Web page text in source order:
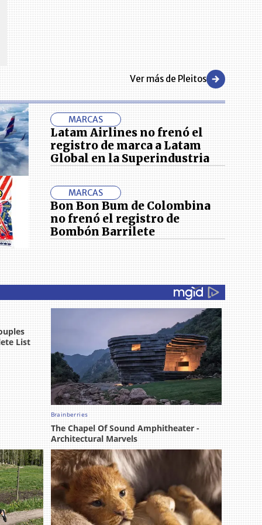
primeras empresas
Ver más de Pleitos
MARCAS
Latam Airlines no frenó el
registro de marca a Latam
Global en la Superindustria
MARCAS
Bon Bon Bum de Colombina
no frenó el registro de
Bombón Barrilete